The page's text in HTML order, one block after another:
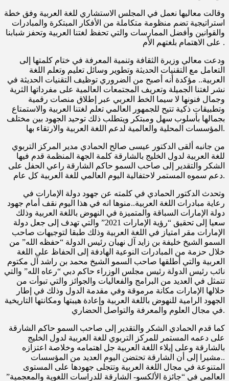
وقالت معاليها نعمل في المجلس الاستشاري للغة العربية وفق خطة
استراتيجية تضم منظومة متكاملة من الأفكار المبتكرة والمبادرات
والقوانين وأفضل الممارسات والتي تحفظ لغتنا العربية وتحفز شبابنا
على الاهتمام بلغتهم الأم .
ودعت معالي وزيرة الثقافة وتنمية المعرفة في ختام كلمتها إلى
التعامل مع التقنيات الحديثة وتطوير وسائل تعليم وتعلم اللغة
العربية.. مؤكدة أنه أصبح من الضروري توظيف التقنيات الحديثة في
نشر لغتنا الجميلة وتعريف المجتمعات العالمية على مفرداتها الثرية
وجمال فنونها لا سيما الخط العربي عبر إطلاق منصات رقمية
وتطبيقات ذكية تتيح للجمهور العالمي تعلم لغتنا العربية والاستمتاع
بجمالها بأسلوب سهل ومبتكر ويتطلب ذلك توحيد الجهود بين مختلف
المؤسسات المحلية والعالمية لدعم اللغة العربية والارتقاء بها.
من جانبه ألقى الدكتور عيسى صالح الحمادي مدير المركز التربوي
للغة العربية لدول الخليج بالشارقة كلمة الجهة المنظمة قدم فيها
الشكر والتقدير إلى صاحب السمو حاكم الشارقة راعي الحفل على
دعم سموه المستمر لاحتفالية اليوم العالمي للغة العربية كل عام.
وتحدث الدكتور الحمادي في كلمته عن جهود دولة الإمارات في
رعاية مبادرات اللغة العربية..منوها انه في هذا اليوم نقف أمام جهود
دولة الإمارات السباقة والمتميزة في النهوض باللغة العربية وذلك
سعيا إلى تحقيق “رؤية الإمارات 2021” والتي تهدف إلى جعل دولة
الإمارات مقر امتياز في اللغة العربية وذلك طبقا لتوجيهات صاحب
السمو الشيخ خليفة بن زايد آل نهيان رئيس الدولة “حفظه الله” من
خلال حزمة من المبادرات النوعية الهادفة إلى الحفاظ على اللغة
العربية والتي أطلقها صاحب السمو الشيخ محمد بن راشد آل مكتوم
نائب رئيس الدولة رئيس مجلس الوزراء حاكم دبي “رعاه الله” والتي
تتمثل في العديد من البرامج والفعاليات والجوائز والتي تبوأت من
خلالها الإمارات مكانة مرموقة وفي مقدمة الدول وذلك في إطار
الجهود الرامية للنهوض باللغة العربية وإعادة هيبتها ومكانتها التاريخية
في مجال العلوم والمعرفة والتواصل الحضاري.
كما قدم الحمادي الشكر والتقدير إلى صاحب السمو حاكم الشارقة
على دعمه المستمر للمركز التربوي للغة العربية لدول الخليج
بالشارقة وعلى إيلاء اللغة العربية جل اهتمامه وخلاصة اعتزازه
..مشيرا إلى أن الشارقة تحتضن اليوم العديد من المؤسسات
المتنوعة في مجال اللغة العربية وتتجلى جهودها على المستوى
العالمي في “جائزة الألكسو- الشارقة للدراسات اللغوية والمعجمية”